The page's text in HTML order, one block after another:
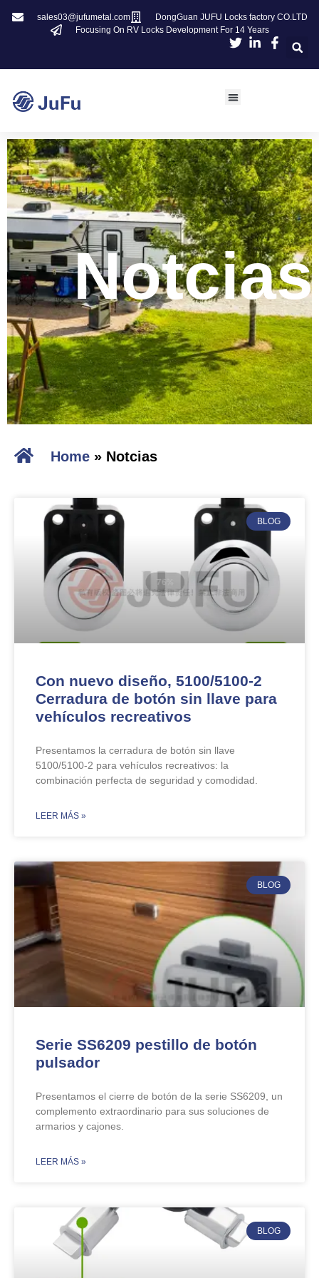
sales03@jufumetal.com
DongGuan JUFU Locks factory CO.LTD
Focusing On RV Locks Development For 14 Years
Notcias
Home » Notcias
BLOG
Con nuevo diseño, 5100/5100-2
Cerradura de botón sin llave para
vehículos recreativos
Presentamos la cerradura de botón sin llave
5100/5100-2 para vehículos recreativos: la
combinación perfecta de seguridad y comodidad.
​LEER MÁS »
BLOG
Serie SS6209 pestillo de botón
pulsador
Presentamos el cierre de botón de la serie SS6209, un
complemento extraordinario para sus soluciones de
armarios y cajones.
​LEER MÁS »
BLOG